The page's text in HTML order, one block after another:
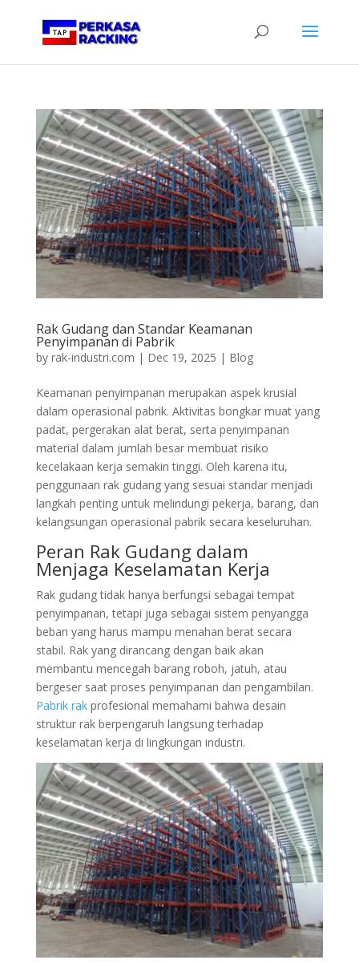
Rak Gudang dan Standar Keamanan
Penyimpanan di Pabrik
by rak-industri.com | Dec 19, 2025 | Blog
Keamanan penyimpanan merupakan aspek krusial
dalam operasional pabrik. Aktivitas bongkar muat yang
padat, pergerakan alat berat, serta penyimpanan
material dalam jumlah besar membuat risiko
kecelakaan kerja semakin tinggi. Oleh karena itu,
penggunaan rak gudang yang sesuai standar menjadi
langkah penting untuk melindungi pekerja, barang, dan
kelangsungan operasional pabrik secara keseluruhan.
Peran Rak Gudang dalam
Menjaga Keselamatan Kerja
Rak gudang tidak hanya berfungsi sebagai tempat
penyimpanan, tetapi juga sebagai sistem penyangga
beban yang harus mampu menahan berat secara
stabil. Rak yang dirancang dengan baik akan
membantu mencegah barang roboh, jatuh, atau
bergeser saat proses penyimpanan dan pengambilan.
Pabrik rakprofesional memahami bahwa desain
struktur rak berpengaruh langsung terhadap
keselamatan kerja di lingkungan industri.